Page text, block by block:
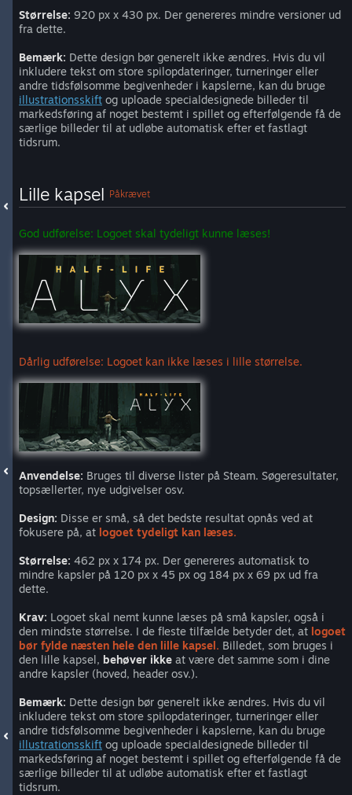
Størrelse: 920 px x 430 px. Der genereres mindre versioner ud
fra dette.
Bemærk: Dette design bør generelt ikke ændres. Hvis du vil
inkludere tekst om store spilopdateringer, turneringer eller
andre tidsfølsomme begivenheder i kapslerne, kan du bruge
illustrationsskift og uploade specialdesignede billeder til
markedsføring af noget bestemt i spillet og efterfølgende få de
særlige billeder til at udløbe automatisk efter et fastlagt
tidsrum.
Lille kapsel Påkrævet
God udførelse: Logoet skal tydeligt kunne læses!
Dårlig udførelse: Logoet kan ikke læses i lille størrelse.
Anvendelse: Bruges til diverse lister på Steam. Søgeresultater,
topsællerter, nye udgivelser osv.
Design: Disse er små, så det bedste resultat opnås ved at
fokusere på, at logoet tydeligt kan læses.
Størrelse: 462 px x 174 px. Der genereres automatisk to
mindre kapsler på 120 px x 45 px og 184 px x 69 px ud fra
dette.
Krav: Logoet skal nemt kunne læses på små kapsler, også i
den mindste størrelse. I de fleste tilfælde betyder det, at logoet
bør fylde næsten hele den lille kapsel. Billedet, som bruges i
den lille kapsel, behøver ikke at være det samme som i dine
andre kapsler (hoved, header osv.).
Bemærk: Dette design bør generelt ikke ændres. Hvis du vil
inkludere tekst om store spilopdateringer, turneringer eller
andre tidsfølsomme begivenheder i kapslerne, kan du bruge
illustrationsskift og uploade specialdesignede billeder til
markedsføring af noget bestemt i spillet og efterfølgende få de
særlige billeder til at udløbe automatisk efter et fastlagt
tidsrum.